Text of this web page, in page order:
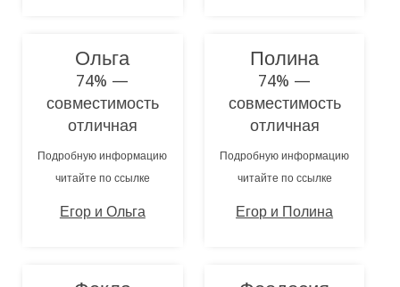
Ольга
74% —
совместимость
отличная
Подробную информацию
читайте по ссылке
Егор и Ольга
Полина
74% —
совместимость
отличная
Подробную информацию
читайте по ссылке
Егор и Полина